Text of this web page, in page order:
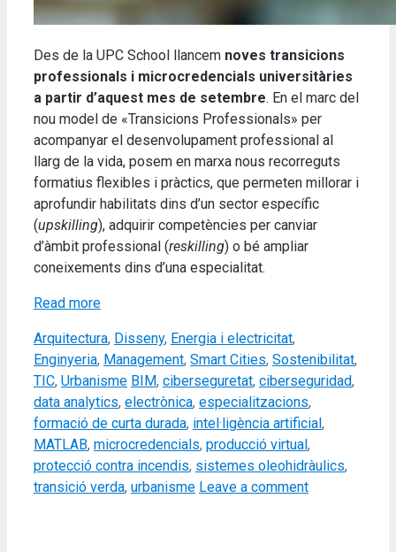
Des de la UPC School llancem noves transicions
professionals i microcredencials universitàries
a partir d’aquest mes de setembre. En el marc del
nou model de «Transicions Professionals» per
acompanyar el desenvolupament professional al
llarg de la vida, posem en marxa nous recorreguts
formatius flexibles i pràctics, que permeten millorar i
aprofundir habilitats dins d’un sector específic
(upskilling), adquirir competències per canviar
d’àmbit professional (reskilling) o bé ampliar
coneixements dins d’una especialitat.
Read more
Categories
Arquitectura, Disseny, Energia i electricitat,
Enginyeria, Management, Smart Cities, Sostenibilitat,
TIC, Urbanisme Tags
BIM, ciberseguretat, ciberseguridad,
data analytics, electrònica, especialitzacions,
formació de curta durada, intel·ligència artificial ,
MATLAB, microcredencials, producció virtual ,
protecció contra incendis, sistemes oleohidràulics,
transició verda, urbanisme Leave a comment